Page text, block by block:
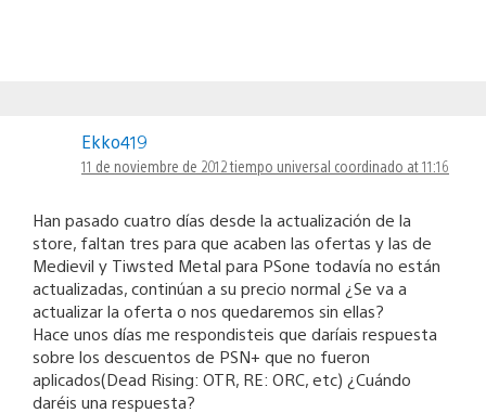
Ekko419
11 de noviembre de 2012 tiempo universal coordinado at 11:16
Han pasado cuatro días desde la actualización de la
store, faltan tres para que acaben las ofertas y las de
Medievil y Tiwsted Metal para PSone todavía no están
actualizadas, continúan a su precio normal ¿Se va a
actualizar la oferta o nos quedaremos sin ellas?
Hace unos días me respondisteis que daríais respuesta
sobre los descuentos de PSN+ que no fueron
aplicados(Dead Rising: OTR, RE: ORC, etc) ¿Cuándo
daréis una respuesta?